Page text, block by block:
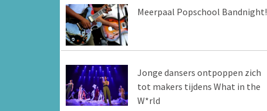
Meerpaal Popschool Bandnight!
Jonge dansers ontpoppen zich
tot makers tijdens What in the
W*rld